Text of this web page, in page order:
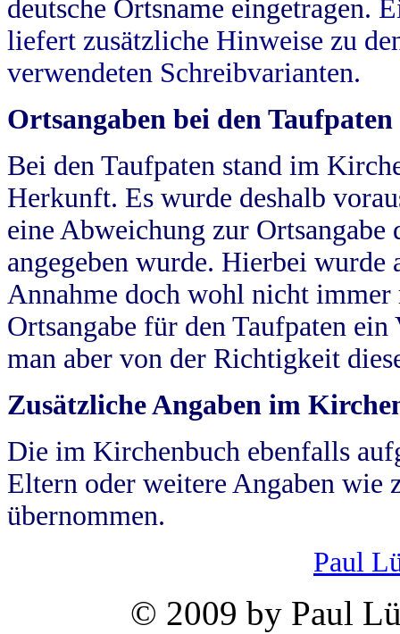
deutsche Ortsname eingetragen.
liefert zusätzliche Hinweise zu
verwendeten Schreibvarianten.
Ortsangaben bei den Taufpaten
Bei den Taufpaten stand im
Herkunft. Es wurde deshalb
eine Abweichung zur
angegeben wurde. Hierbei wurde
Annahme doch wohl nicht
Ortsangabe für den Taufpaten
man aber von der Richtigkeit
Zusätzliche Angaben im
Die im Kirchenbuch ebenfalls
Eltern oder weitere Angaben wie
übernommen.
Paul
© 2009 by Paul